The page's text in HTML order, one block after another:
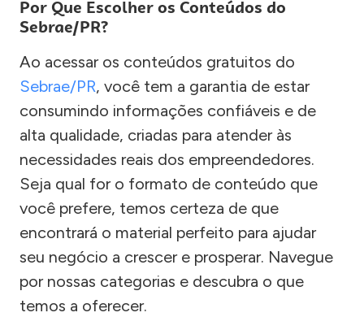
Por Que Escolher os Conteúdos do
Sebrae/PR?
Ao acessar os conteúdos gratuitos do
Sebrae/PR, você tem a garantia de estar
consumindo informações confiáveis e de
alta qualidade, criadas para atender às
necessidades reais dos empreendedores.
Seja qual for o formato de conteúdo que
você prefere, temos certeza de que
encontrará o material perfeito para ajudar
seu negócio a crescer e prosperar. Navegue
por nossas categorias e descubra o que
temos a oferecer.